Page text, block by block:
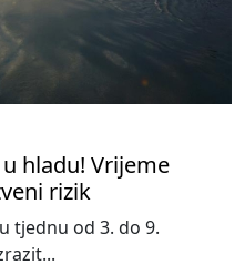
hladu! Vrijeme
rizik
tjednu od 3. do 9.